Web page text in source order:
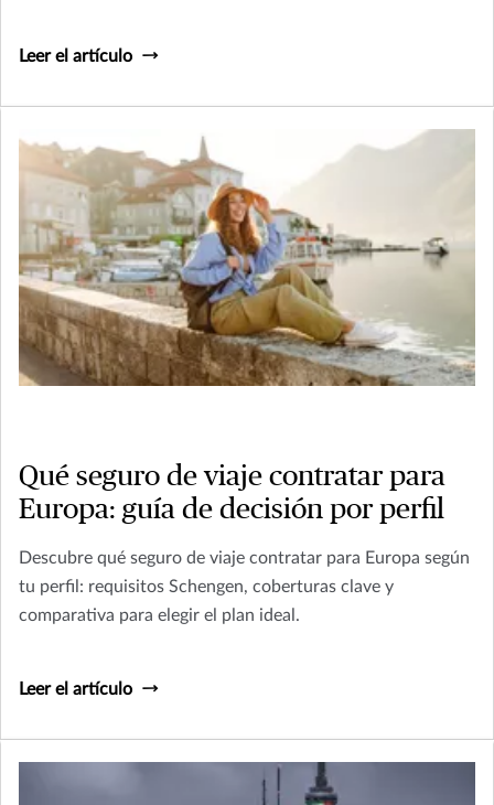
Leer el artículo
Qué seguro de viaje contratar para
Europa: guía de decisión por perfil
Descubre qué seguro de viaje contratar para Europa según
tu perfil: requisitos Schengen, coberturas clave y
comparativa para elegir el plan ideal.
Leer el artículo